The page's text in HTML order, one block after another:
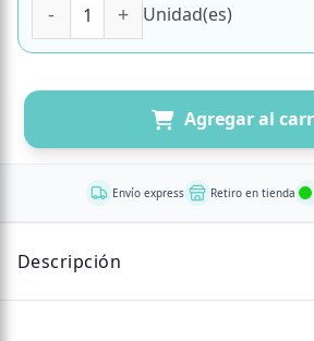
Unidad(es)
Agregar al
Envío express Retiro en tienda
Descripción